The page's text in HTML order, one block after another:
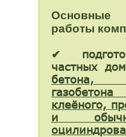
Основные
работы
✔
частных
бетона,
клеёного,
и